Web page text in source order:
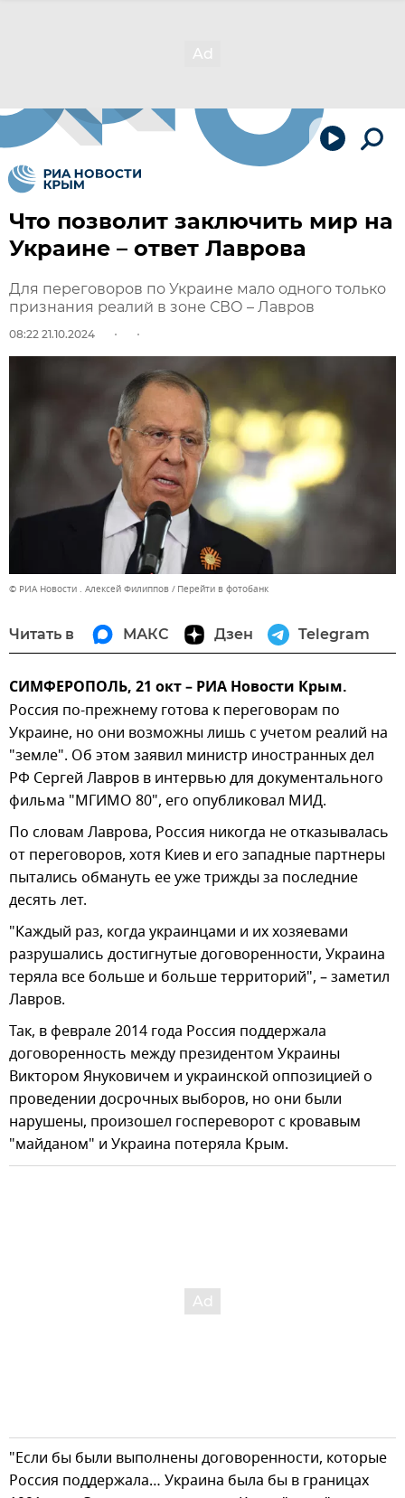
Что позволит заключить мир на
Украине – ответ Лаврова
Для переговоров по Украине мало одного только
признания реалий в зоне СВО – Лавров
08:22 21.10.2024
© РИА Новости . Алексей Филиппов Перейти в фотобанк
Читать в МАКС Дзен Telegram
СИМФЕРОПОЛЬ, 21 окт – РИА Новости Крым.
Россия по-прежнему готова к переговорам по
Украине, но они возможны лишь с учетом реалий на
"земле". Об этом заявил министр иностранных дел
РФ Сергей Лавров в интервью для документального
фильма "МГИМО 80", его опубликовал МИД.
По словам Лаврова, Россия никогда не отказывалась
от переговоров, хотя Киев и его западные партнеры
пытались обмануть ее уже трижды за последние
десять лет.
"Каждый раз, когда украинцами и их хозяевами
разрушались достигнутые договоренности, Украина
теряла все больше и больше территорий", – заметил
Лавров.
Так, в феврале 2014 года Россия поддержала
договоренность между президентом Украины
Виктором Януковичем и украинской оппозицией о
проведении досрочных выборов, но они были
нарушены, произошел госпереворот с кровавым
"майданом" и Украина потеряла Крым.
"Если бы были выполнены договоренности, которые
Россия поддержала… Украина была бы в границах